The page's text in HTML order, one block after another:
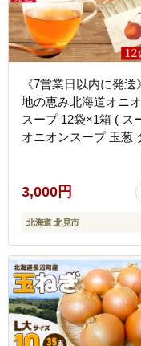
《7営業日以内に発送
地の恵み北海道オニ
スープ 12袋×1箱 ( ス
オニオンスープ 玉葱
3,000円
北海道 北見市